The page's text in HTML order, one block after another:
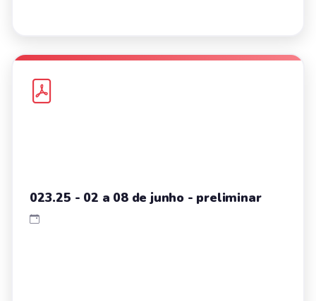
023.25 - 02 a 08 de junho - preliminar